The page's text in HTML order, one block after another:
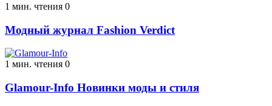
1 мин. чтения 0
Модный журнал Fashion Verdict
1 мин. чтения 0
Glamour-Info Новинки моды и стиля